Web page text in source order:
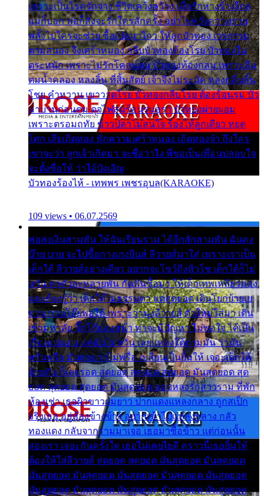
เพราะเป็นโรครักจาง ชีวิตเคว้งคว้าง เมื่อรักห่างร้างไกล
แม่ก็บอก พ่อก็สั่งจะรักใครสักครั้ง อย่าไปหวังความรวย
พลั้งไปใครจะช่วย ซื้อเปลมาไกว ให้ลูกบัวทอง เวรกรรม
ตามสนอง จึงเศร้าหมอง กลีบบัวทองต้องโรย บัวทองไม่
ตระหนัก เพราะไม่รักโคลนตม บัวทองท้องกลม เพราะลืม
ตมน้ำคลอง หลงลิ้น ที่สิ้นสัตย์ เจ้าจึงไม่ระมัด หลงกลิ่นลิ้น
โชย คำหวาน เขาวาดโรย บัวทองกลีบโรย ต้องร้อนรุม บัว
มาบานก่อนตูม ดุจไฟสุมร้อนรุมอุรา บัวทองผ่ายผอม
เพราะตรอมฤทัย ข้าวปลาไม่สนใจ ร้องไห้ลูกเดียว หยุด
โศก เสียเถิดทอง พักความเศร้าหมอง เถิดทองจ๋า ถึงใคร
เขาจะว่า ลูกเจ้าเกิดมา จะชื่อว่าไง พี่ขอเป็นเพื่อนปลอบใจ
จะตั้งชื่อให้ ว่าไอ้บังเอิญ
บัวทองร้องไห้ - เทพพร เพชรอุบล(KARAOKE)
109 views • 06.07.2569
พ่อส่งเงินสามพัน ให้ฉันเรียนราม ได้อีกสักสามพัน ฉันคง
บ๊าย บาย จะไปซื้อกางเกงยีนส์ ลีวายส์มาใส่ เพราะเราเป็น
เด็กใต้ ลีวายส์อย่างเดียว อยากจะโชว์ถึงหิวโซ เด็กใต้ก็ไม่
หวั่น ตกตัวละหลายพัน กัดฟันซื้อมา ให้เด็กเทพเหลียวมอง
และต้องรู้ว่า เด็กใต้ไม่ธรรมดา แต่สุดยอด เดินโยกย้ายเย
ยวน กวนโอ๊ยพอได้ เพราะว่านุ่งลีวายส์ ตัวใหม่ใส่มา เดิน
เข้ามหาลัย จิ๊กโก๊มองหน้า ท่าจะมีปัญหา ไม่พอใจ ได้เป็น
เรื่องแน่นอน แต่ฉันไม่หวั่น เลยแหลงใต้ถามมัน ว่ามัน
พรั่นพรือ มันตอบว่าไม่พรื่อ เปลี่ยนเป็นยิ้มให้ เจอะเด็กใต้
ด้วยกัน ก็เลยรอด สุดยอด สุดยอด สุดยอด มันสุดยอด สุด
ยอด สุดยอด สุดยอด มันสุดยอด แอบหลงรักสาวราม ที่พัก
ห้องเช่า เธอผิวขาวผมยาว ปากแดงแหลงกลาง ถูกสเป็ก
จริงเธอ อยู่ห้องข้างข้าง อยากเข้าไปแหลงกลาง กลัว
ทองแดง กลับจากรามมาเจอ เธอมาซื้อข้าว แต่ก่อนนั้น
สองเรา เจอะกันครั้งใด เธอไม่เคยไยดี คราวนี้เธอยิ้มให้
ต้องให้ใส่ลีวายส์ สุดยอด สุดยอด มันสุดยอด มันสุดยอด
มันสุดยอด มันสุดยอด มันสุดยอด มันสุดยอด มันสุดยอด
มันสุดยอด มันสุดยอด มันสุดยอด มันสุดยอด มันสุดยอด